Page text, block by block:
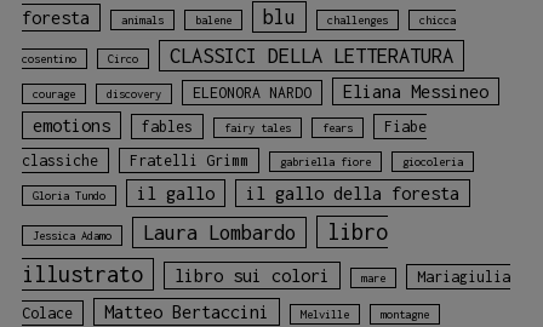
foresta animals balene blu challenges chicca
cosentino Circo CLASSICI DELLA LETTERATURA
courage discovery ELEONORA NARDO
Eliana Messineo
emotions
fables fairy tales fears
Fiabe
classiche
Fratelli Grimm gabriella fiore giocoleria
Gloria Tundo il gallo il gallo della foresta
Jessica Adamo Laura Lombardo
libro
illustrato
libro sui colori mare
Mariagiulia
Colace
Matteo Bertaccini Melville montagne